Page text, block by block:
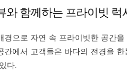
와 함께하는 프라이빗 럭
경으로 자연 속 프라이빗한 공간
간에서 고객들은 바다의 전경을
다.